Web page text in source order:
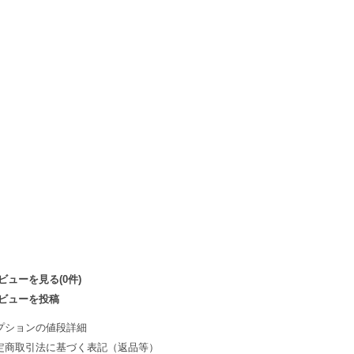
ューを見る(0件)
ューを投稿
ションの値段詳細
商取引法に基づく表記（返品等）